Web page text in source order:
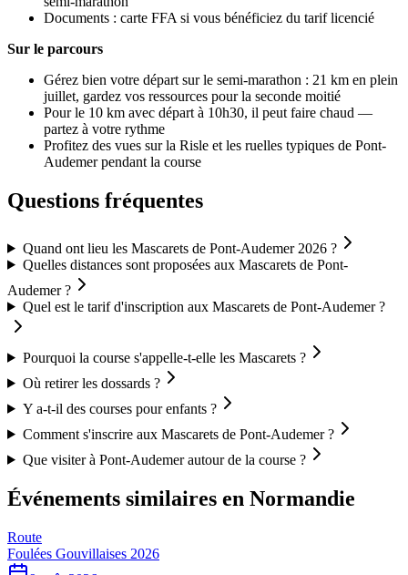
Documents : carte FFA si vous bénéficiez du tarif licencié
Sur le parcours
Gérez bien votre départ sur le semi-marathon : 21 km en plein
juillet, gardez vos ressources pour la seconde moitié
Pour le 10 km avec départ à 10h30, il peut faire chaud —
partez à votre rythme
Profitez des vues sur la Risle et les ruelles typiques de Pont-
Audemer pendant la course
Questions fréquentes
Quand ont lieu les Mascarets de Pont-Audemer 2026 ?
Quelles distances sont proposées aux Mascarets de Pont-
Audemer ?
Quel est le tarif d'inscription aux Mascarets de Pont-Audemer ?
Pourquoi la course s'appelle-t-elle les Mascarets ?
Où retirer les dossards ?
Y a-t-il des courses pour enfants ?
Comment s'inscrire aux Mascarets de Pont-Audemer ?
Que visiter à Pont-Audemer autour de la course ?
Événements similaires en Normandie
Route
Foulées Gouvillaises 2026